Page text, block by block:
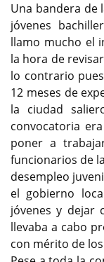
Una bandera de
jóvenes
llamo mucho el
la hora de
lo contrario
12 meses de
la ciudad
convocatoria
poner a
funcionarios de
desempleo
el gobierno
jóvenes y dejar
llevaba a cabo
con mérito de